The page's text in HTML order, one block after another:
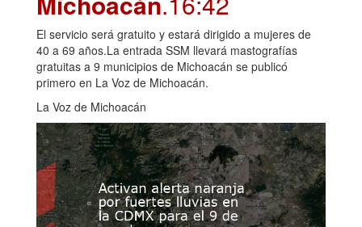
El servicio será gratuito y estará dirigido a mujeres de
40 a 69 años.La entrada SSM llevará mastografías
gratuitas a 9 municipios de Michoacán se publicó
primero en La Voz de Michoacán.
La Voz de Michoacán